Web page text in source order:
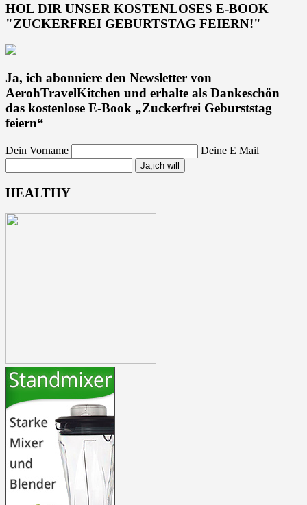
HOL DIR UNSER KOSTENLOSES E-BOOK
"ZUCKERFREI GEBURTSTAG FEIERN!"
Ja, ich abonniere den Newsletter von
AerohTravelKitchen und erhalte als Dankeschön
das kostenlose E-Book „Zuckerfrei Geburststag
feiern“
Dein Vorname Deine E Mail
HEALTHY